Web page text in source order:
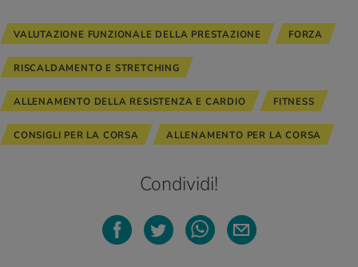
VALUTAZIONE FUNZIONALE DELLA PRESTAZIONE FORZA
RISCALDAMENTO E STRETCHING
ALLENAMENTO DELLA RESISTENZA E CARDIO FITNESS
CONSIGLI PER LA CORSA ALLENAMENTO PER LA CORSA
Condividi!